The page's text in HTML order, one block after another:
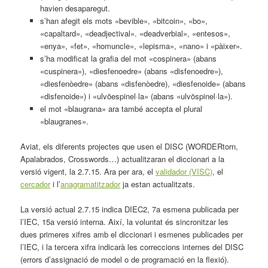
havien desaparegut.
s’han afegit els mots «bevible», «bitcoin», «bo»,
«capaltard», «deadjectival». «deadverbial», «entesos»,
«enya», «fet», «homuncle», «lepisma», «nano» i «pàixer».
s’ha modificat la grafia del mot «cospinera» (abans
«cuspinera»), «diesfenoedre» (abans «disfenoedre»),
«diesfenòedre» (abans «disfenòedre), «diesfenoide» (abans
«disfenoide») i «ulvöespinel·la» (abans «ulvöspinel·la»).
el mot «blaugrana» ara també accepta el plural
«blaugranes».
Aviat, els diferents projectes que usen el DISC (WORDERtorn,
Apalabrados, Crosswords…) actualitzaran el diccionari a la
versió vigent, la 2.7.15. Ara per ara, elvalidador (VISC), el
cercadori l’anagramatitzadorja estan actualitzats.
La versió actual 2.7.15 indica DIEC2, 7a esmena publicada per
l’IEC, 15a versió interna. Així, la voluntat és sincronitzar les
dues primeres xifres amb el diccionari i esmenes publicades per
l’IEC, i la tercera xifra indicarà les correccions internes del DISC
(errors d’assignació de model o de programació en la flexió).